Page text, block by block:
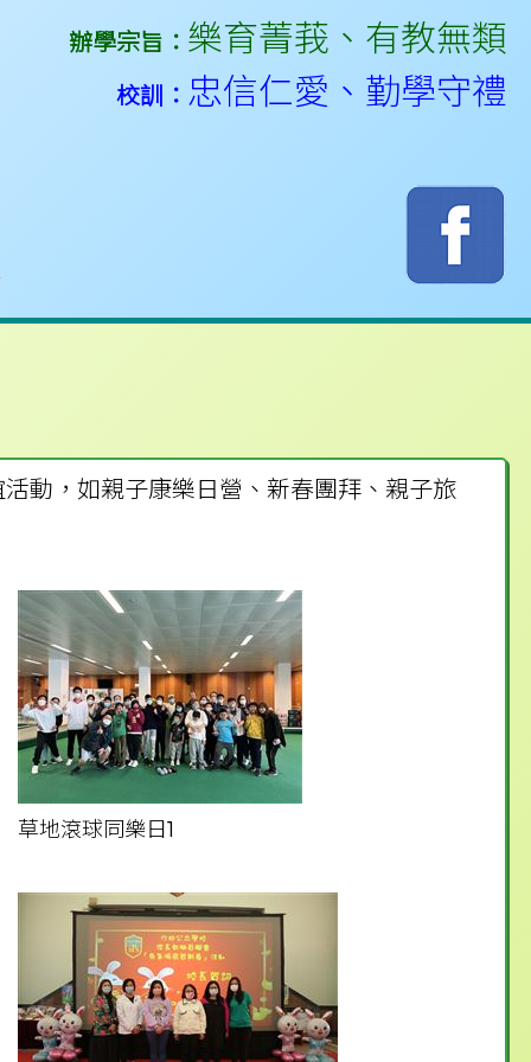
辦學宗旨： 樂育菁莪 、 有教無類
校訓： 忠信仁愛 、 勤學守禮
動，如親子康樂日營、新春團拜、親子旅
草地滾球同樂日1